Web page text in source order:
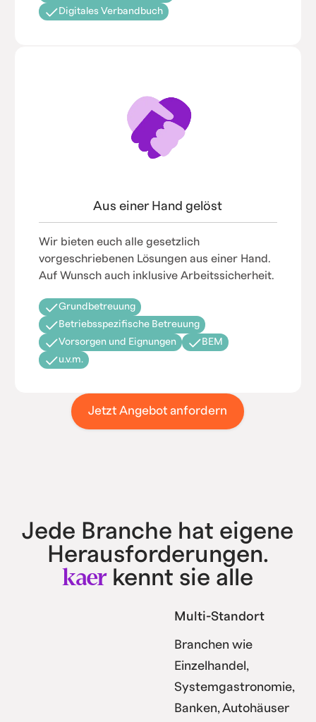
Digitales Verbandbuch
Aus einer Hand gelöst
Wir bieten euch alle gesetzlich
vorgeschriebenen Lösungen aus einer Hand.
Auf Wunsch auch inklusive Arbeitssicherheit.
Grundbetreuung
Betriebsspezifische Betreuung
Vorsorgen und Eignungen
BEM
u.v.m.
Jetzt Angebot anfordern
Jede Branche hat eigene
Herausforderungen.
kaerkennt sie alle
Multi-Standort
Branchen wie
Einzelhandel,
Systemgastronomie,
Banken, Autohäuser